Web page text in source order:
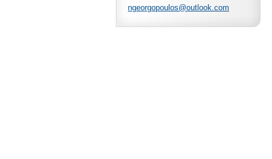
ngeorgopoulos@outlook.com